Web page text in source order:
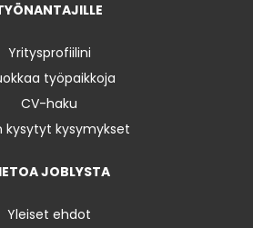
Yritysprofiilini
työpaikkoja
CV-haku
kysytyt kysymykset
JOBLYSTA
Yleiset ehdot